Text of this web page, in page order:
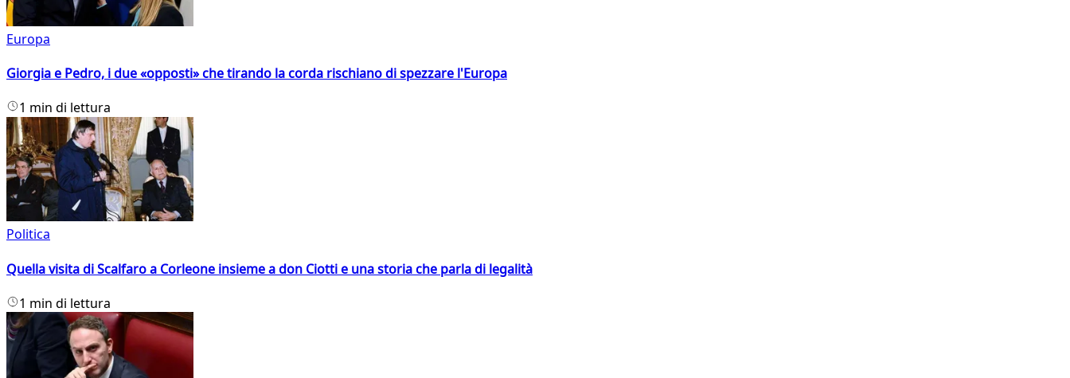
Europa
Giorgia e Pedro, i due «opposti» che tirando la corda rischiano di spezzare l'Europa
1 min di lettura
Politica
Quella visita di Scalfaro a Corleone insieme a don Ciotti e una storia che parla di legalità
1 min di lettura